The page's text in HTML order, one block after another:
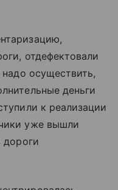
отдефектовали
осуществить,
деньги
к реализации
уже вышли
дороги